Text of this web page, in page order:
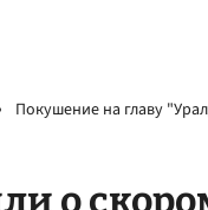
Покушение на главу
о